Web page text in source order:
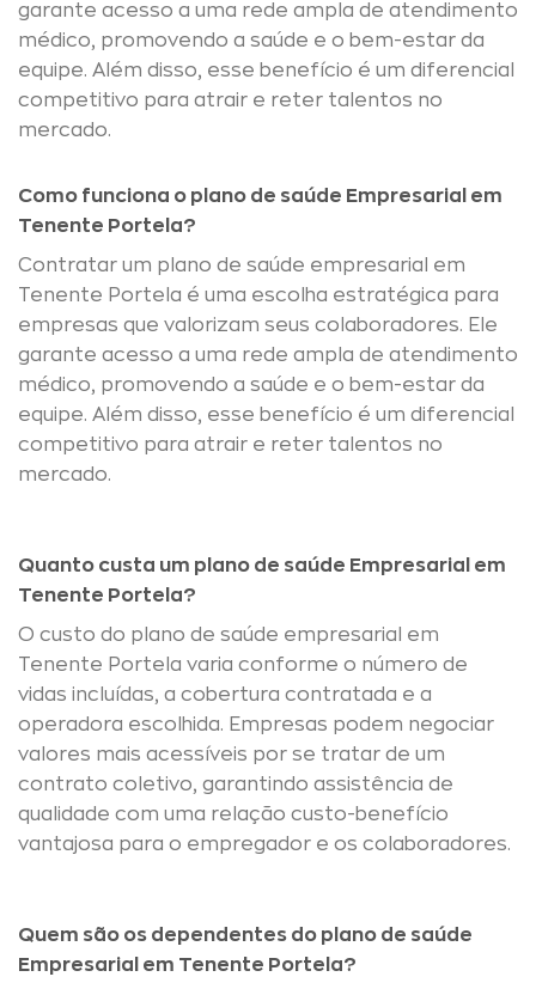
garante acesso a uma rede ampla de atendimento
médico, promovendo a saúde e o bem-estar da
equipe. Além disso, esse benefício é um diferencial
competitivo para atrair e reter talentos no
mercado.
Como funciona o plano de saúde Empresarial em
Tenente Portela?
Contratar um plano de saúde empresarial em
Tenente Portela é uma escolha estratégica para
empresas que valorizam seus colaboradores. Ele
garante acesso a uma rede ampla de atendimento
médico, promovendo a saúde e o bem-estar da
equipe. Além disso, esse benefício é um diferencial
competitivo para atrair e reter talentos no
mercado.
Quanto custa um plano de saúde Empresarial em
Tenente Portela?
O custo do plano de saúde empresarial em
Tenente Portela varia conforme o número de
vidas incluídas, a cobertura contratada e a
operadora escolhida. Empresas podem negociar
valores mais acessíveis por se tratar de um
contrato coletivo, garantindo assistência de
qualidade com uma relação custo-benefício
vantajosa para o empregador e os colaboradores.
Quem são os dependentes do plano de saúde
Empresarial em Tenente Portela?